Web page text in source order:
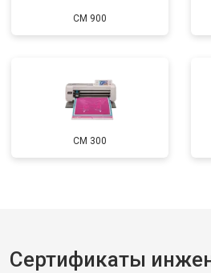
CM 900
CM 300
Сертификаты